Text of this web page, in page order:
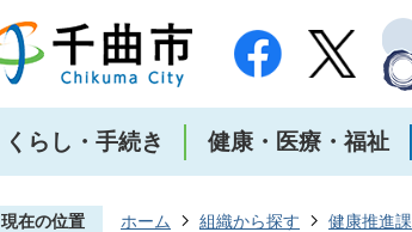
くらし・手続き 健康・医療・福祉
現在の位置 ホーム 組織から探す 健康推進課